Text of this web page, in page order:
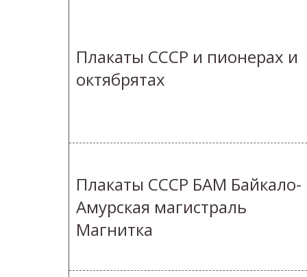
Плакаты СССР и пионерах и
октябрятах
Плакаты СССР БАМ Байкало-
Амурская магистраль
Магнитка